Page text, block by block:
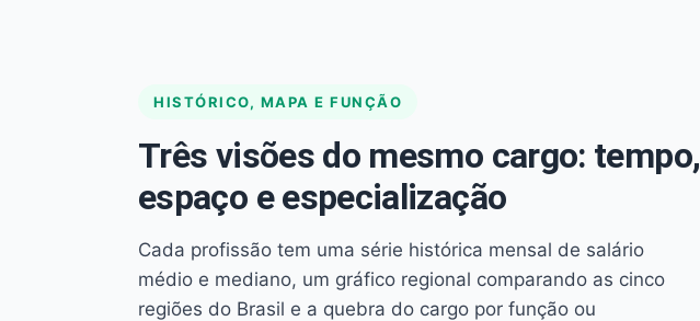
HISTÓRICO, MAPA E FUNÇÃO
Três visões do mesmo cargo: tempo,
espaço e especialização
Cada profissão tem uma série histórica mensal de salário
médio e mediano, um gráfico regional comparando as cinco
regiões do Brasil e a quebra do cargo por função ou